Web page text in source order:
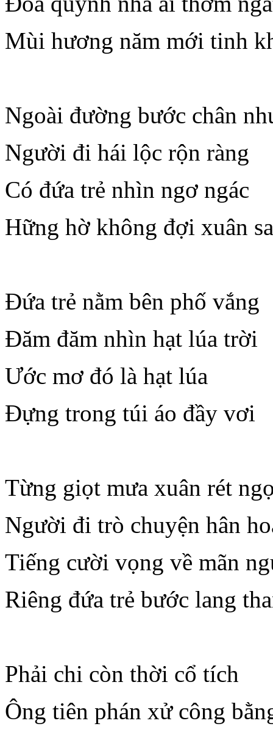
Mùi hương năm mới tinh
Ngoài đường bước chân
Người đi hái lộc rộn ràng
Có đứa trẻ nhìn ngơ ngác
Hững hờ không đợi xuân
Đứa trẻ nằm bên phố vắng
Đăm đăm nhìn hạt lúa trời
Ước mơ đó là hạt lúa
Đựng trong túi áo đầy vơi
Từng giọt mưa xuân rét
Người đi trò chuyện hân
Tiếng cười vọng về mãn
Riêng đứa trẻ bước lang
Phải chi còn thời cổ tích
Ông tiên phán xử công